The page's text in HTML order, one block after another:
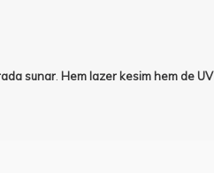
sunar Hem lazer kesim hem de